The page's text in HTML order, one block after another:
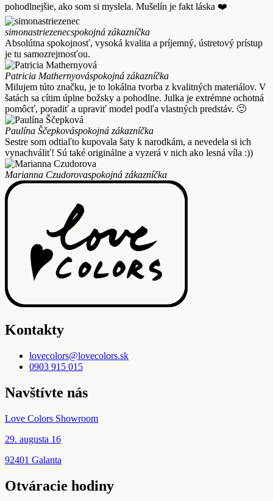
pohodlnejšie, ako som si myslela. Mušelín je fakt láska ❤️
simonastriezenecspokojná zákazníčka
Absolútna spokojnosť, vysoká kvalita a príjemný, ústretový prístup
je tu samozrejmosťou.
Patricia Mathernyováspokojná zákazníčka
Milujem túto značku, je to lokálna tvorba z kvalitných materiálov. V
šatách sa cítim úplne božsky a pohodlne. Julka je extrémne ochotná
pomôcť, poradiť a upraviť model podľa vlastných predstáv. 🙂
Paulína Ščepkováspokojná zákazníčka
Sestre som odtiaľto kupovala šaty k narodkám, a nevedela si ich
vynachváliť! Sú také originálne a vyzerá v nich ako lesná víla :))
Marianna Czudorovaspokojná zákazníčka
Kontakty
lovecolors@lovecolors.sk
0903 915 015
Navštívte nás
Love Colors Showroom
29. augusta 16
92401 Galanta
Otváracie hodiny